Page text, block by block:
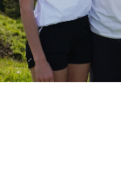
Sweatshirt
GMT+0000